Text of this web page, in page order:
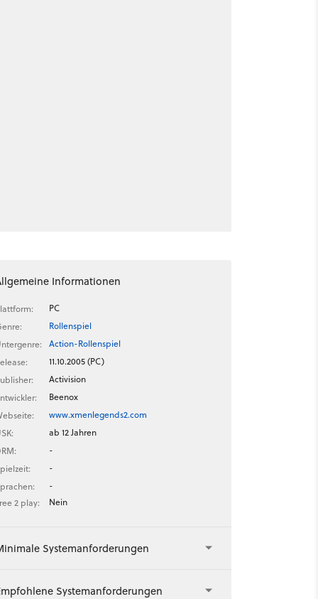
Informationen
PC
Rollenspiel
Action-Rollenspiel
11.10.2005 (PC)
Activision
Beenox
www.xmenlegends2.com
ab 12 Jahren
-
-
-
2 play:
Nein
Systemanforderungen
Systemanforderungen